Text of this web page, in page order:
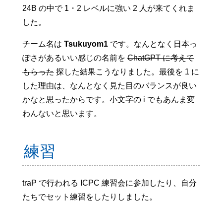
24B の中で 1・2 レベルに強い 2 人が来てくれま
した。
チーム名は Tsukuyom1です。なんとなく日本っ
ぽさがあるいい感じの名前をChatGPT に考えて
もらった探した結果こうなりました。最後を 1 に
した理由は、なんとなく見た目のバランスが良い
かなと思ったからです。小文字の i でもあんま変
わんないと思います。
練習
traP で行われる ICPC 練習会に参加したり、自分
たちでセット練習をしたりしました。